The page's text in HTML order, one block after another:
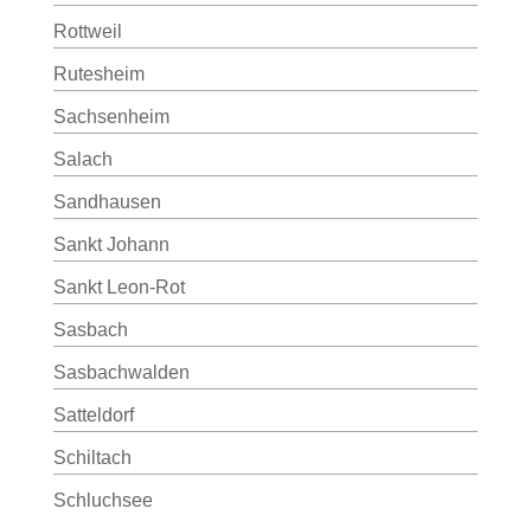
Rottweil
Rutesheim
Sachsenheim
Salach
Sandhausen
Sankt Johann
Sankt Leon-Rot
Sasbach
Sasbachwalden
Satteldorf
Schiltach
Schluchsee